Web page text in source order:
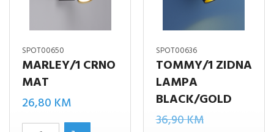
SPOT00650
MARLEY/1 CRNO
MAT
26,80 KM
SPOT00636
TOMMY/1 ZIDNA
LAMPA
BLACK/GOLD
36,90KMIzvorna